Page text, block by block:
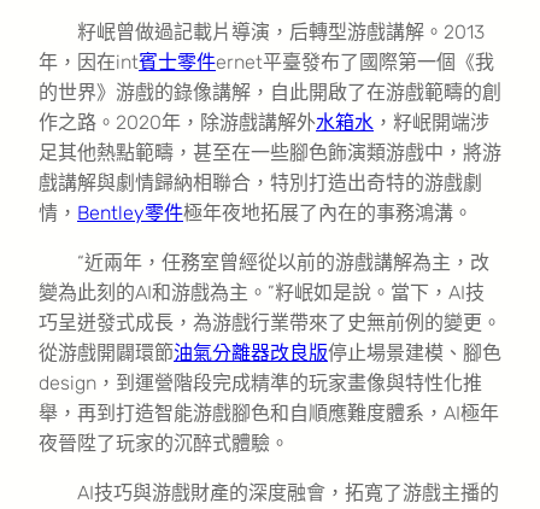
籽岷曾做過記載片導演，后轉型游戲講解。2013
年，因在int賓士零件ernet平臺發布了國際第一個《我
的世界》游戲的錄像講解，自此開啟了在游戲範疇的創
作之路。2020年，除游戲講解外水箱水 ，籽岷開端涉
足其他熱點範疇，甚至在一些腳色飾演類游戲中，將游
戲講解與劇情歸納相聯合，特別打造出奇特的游戲劇
情， Bentley零件極年夜地拓展了內在的事務鴻溝。
“近兩年，任務室曾經從以前的游戲講解為主，改
變為此刻的AI和游戲為主。”籽岷如是說。當下，AI技
巧呈迸發式成長，為游戲行業帶來了史無前例的變更。
從游戲開闢環節油氣分離器改良版停止場景建模、腳色
design，到運營階段完成精準的玩家畫像與特性化推
舉，再到打造智能游戲腳色和自順應難度體系，AI極年
夜晉陞了玩家的沉醉式體驗。
AI技巧與游戲財產的深度融會，拓寬了游戲主播的